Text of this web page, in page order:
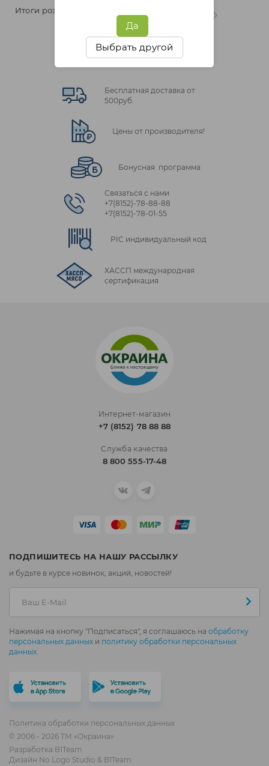
Да
Выбрать другой
Итоги розыгрыша "Марафон
отзывов" 24 неделя
Бесплатная доставка от
500руб.
Цены от производителя!
Бонусная программа
Связаться с нами
+7(8152)‑78‑88‑88
+7(8152)‑78‑01‑55
PIC индивидуальный код
ХАССП международная
сертификация
Интернет-магазин
+7 (8152) 78 88 88
Служба качества
8 800 555-17-48
ПОДПИШИТЕСЬ НА НАШУ РАССЫЛКУ
и будьте в курсе новинок, акций, новостей!
Нажимая на кнопку "Подписаться", я соглашаюсь на обработку
персональных данных и политику обработки персональных
данных.
Политика обработки персональных данных
© 2006 - 2026 ТМ «Окраина»
Разработка B1Team
Дизайн No Logo Studio & B1Team